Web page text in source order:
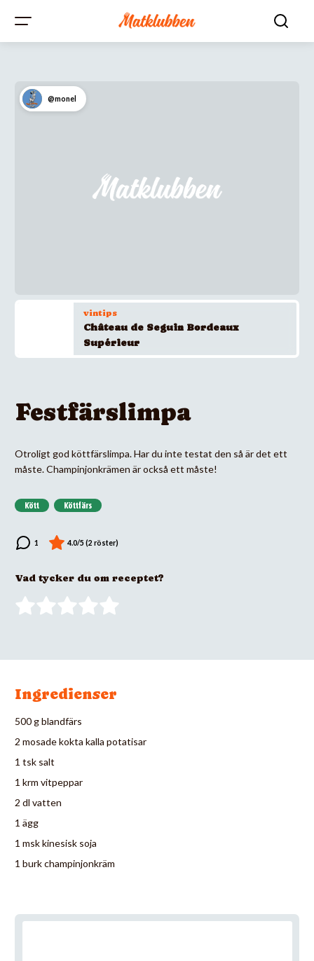
@monel
vintips
Château de Seguin Bordeaux
Supérieur
Festfärslimpa
Otroligt god köttfärslimpa. Har du inte testat den så är det ett
måste. Champinjonkrämen är också ett måste!
Kött Köttfärs
Vad tycker du om receptet?
Ingredienser
500 g blandfärs
2 mosade kokta kalla potatisar
1 tsk salt
1 krm vitpeppar
2 dl vatten
1 ägg
1 msk kinesisk soja
1 burk champinjonkräm